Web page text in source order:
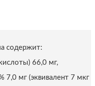
содержит:
66,0 мг,
7,0 мг (эквивалент 7 мкг